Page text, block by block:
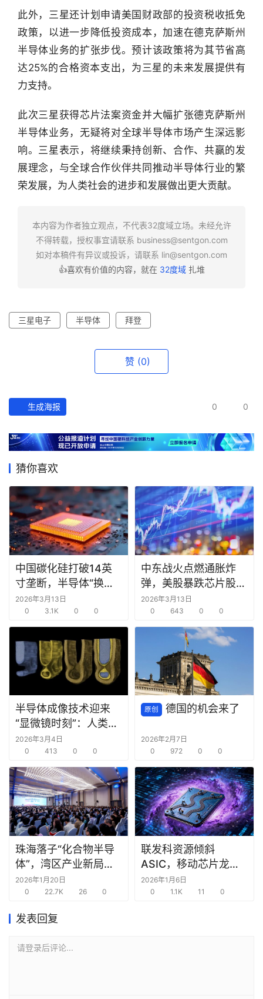
精
选
头
条
深
产
数
据
窗
此外，三星还计划申请美国财政部的投资税收抵免
政策，以进一步降低投资成本，加速在德克萨斯州
半导体业务的扩张步伐。预计该政策将为其节省高
达25%的合格资本支出，为三星的未来发展提供有
力支持。
此次三星获得芯片法案资金并大幅扩张德克萨斯州
半导体业务，无疑将对全球半导体市场产生深远影
响。三星表示，将继续秉持创新、合作、共赢的发
展理念，与全球合作伙伴共同推动半导体行业的繁
荣发展，为人类社会的进步和发展做出更大贡献。
本内容为作者独立观点，不代表32度域立场。未经允许
不得转载，授权事宜请联系 business@sentgon.com
如对本稿件有异议或投诉，请联系 lin@sentgon.com
👍喜欢有价值的内容，就在 32度域扎堆
三星电子 半导体 拜登
赞 (0)
生成海报 0 0
猜你喜欢
中国碳化硅打破14英
寸垄断，半导体“换道
超车”时机已至？
2026年3月13日
0
3.1K 0 0
中东战火点燃通胀炸
弹，美股暴跌芯片股领
跌
2026年3月13日
0
643 0 0
半导体成像技术迎来
“显微镜时刻”：人类首
次看清芯片内部“鼠咬”
缺陷
2026年3月4日
0
413 0 0
原创 德国的机会来了
2026年2月7日
0
972 0 0
珠海落子“化合物半导
体”，湾区产业新局锚
定“生态决胜”
2026年1月20日
0
22.7K 26 0
联发科资源倾斜
ASIC，移动芯片龙头
主动求变
2026年1月6日
0
1.1K 11 0
发表回复
请登录后评论...